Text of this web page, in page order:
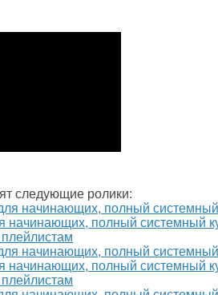
следующие ролики:
начинающих, полный системный
начинающих, полный системный